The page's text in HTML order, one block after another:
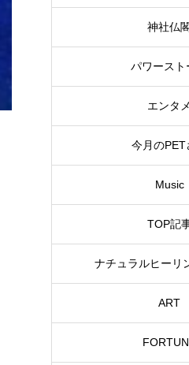
神社仏
パワースト
エンタメ
今月のPET
Music
TOP記
ナチュラルヒーリ
ART